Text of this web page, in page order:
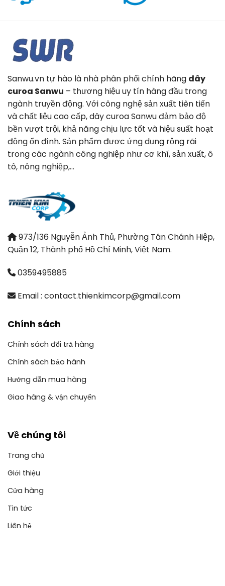
Sanwu.vn tự hào là nhà phân phối chính hãng dây
curoa Sanwu – thương hiệu uy tín hàng đầu trong
ngành truyền động. Với công nghệ sản xuất tiên tiến
và chất liệu cao cấp, dây curoa Sanwu đảm bảo độ
bền vượt trội, khả năng chịu lực tốt và hiệu suất hoạt
động ổn định. Sản phẩm được ứng dụng rộng rãi
trong các ngành công nghiệp như cơ khí, sản xuất, ô
tô, nông nghiệp,…
973/136 Nguyễn Ảnh Thủ, Phường Tân Chánh Hiệp,
Quận 12, Thành phố Hồ Chí Minh, Việt Nam.
0359495885
Email : contact.thienkimcorp@gmail.com
Chính sách
Chính sách đổi trả hàng
Chính sách bảo hành
Hướng dẫn mua hàng
Giao hàng & vận chuyển
Về chúng tôi
Trang chủ
Giới thiệu
Cửa hàng
Tin tức
Liên hệ